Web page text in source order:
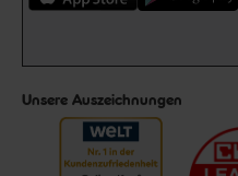
Unsere Auszeichnungen